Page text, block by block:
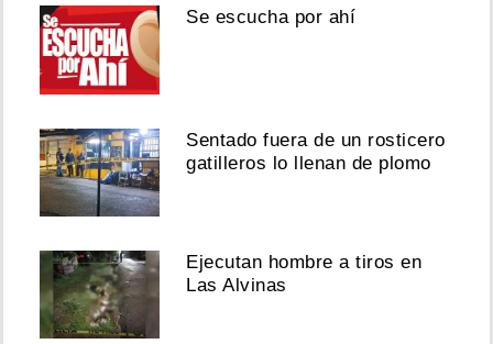
Se escucha por ahí
Sentado fuera de un rosticero
gatilleros lo llenan de plomo
Ejecutan hombre a tiros en
Las Alvinas